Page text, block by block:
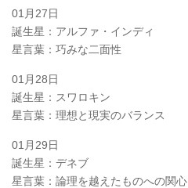
01月27日
誕生星：アルファ・インディ
星言葉：巧みな二面性
01月28日
誕生星：スワロキン
星言葉：理想と現実のバランス
01月29日
誕生星：デネブ
星言葉：論理を越えたものへの関心